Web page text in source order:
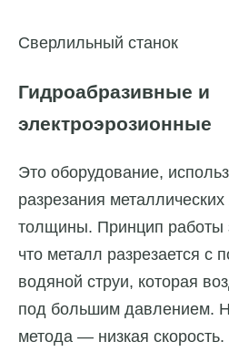
Сверлильный станок
Гидроабразивные и
электроэрозионные
Это оборудование,
разрезания
толщины. Принцип работы
что металл разрезается с
водяной струи, которая
под большим давлением.
метода — низкая